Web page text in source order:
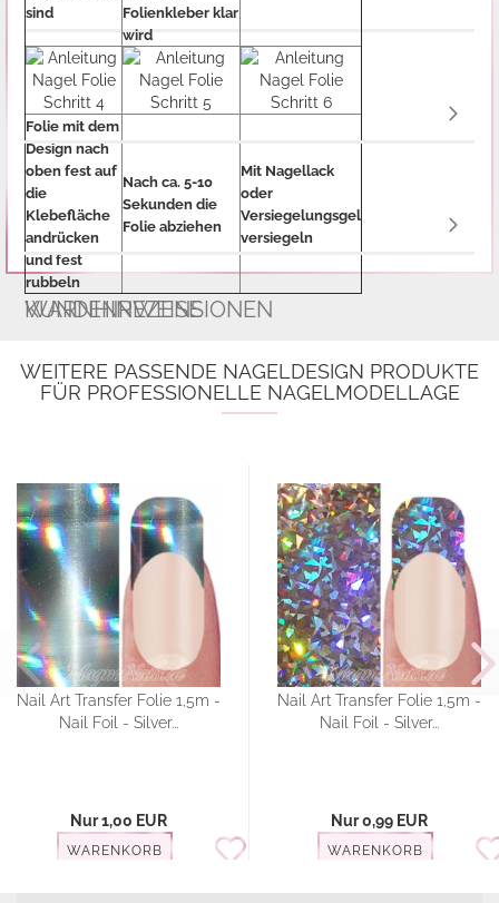
sind
Folienkleber klar
wird
Folie mit dem
Design nach
oben fest auf
die
Klebefläche
andrücken
und fest
rubbeln
Nach ca. 5-10
Sekunden die
Folie abziehen
Mit Nagellack
oder
Versiegelungsgel
versiegeln
WARNHINWEISE
KUNDENREZENSIONEN
WEITERE PASSENDE NAGELDESIGN PRODUKTE
FÜR PROFESSIONELLE NAGELMODELLAGE
Nail Art Transfer Folie 1,5m -
Nail Foil - Silver...
Nur 1,00 EUR
WARENKORB
Nail Art Transfer Folie 1,5m -
Nail Foil - Silver...
Nur 0,99 EUR
WARENKORB